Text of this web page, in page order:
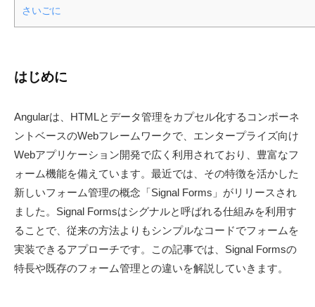
〈
支
ー
ル
〉
の
情
報
発
信
メ
さいごに
はじめに
Angularは、HTMLとデータ管理をカプセル化するコンポーネ
ントベースのWebフレームワークで、エンタープライズ向け
Webアプリケーション開発で広く利用されており、豊富なフ
ォーム機能を備えています。最近では、その特徴を活かした
新しいフォーム管理の概念「Signal Forms」がリリースされ
ました。Signal Formsはシグナルと呼ばれる仕組みを利用す
ることで、従来の方法よりもシンプルなコードでフォームを
実装できるアプローチです。この記事では、Signal Formsの
特長や既存のフォーム管理との違いを解説していきます。